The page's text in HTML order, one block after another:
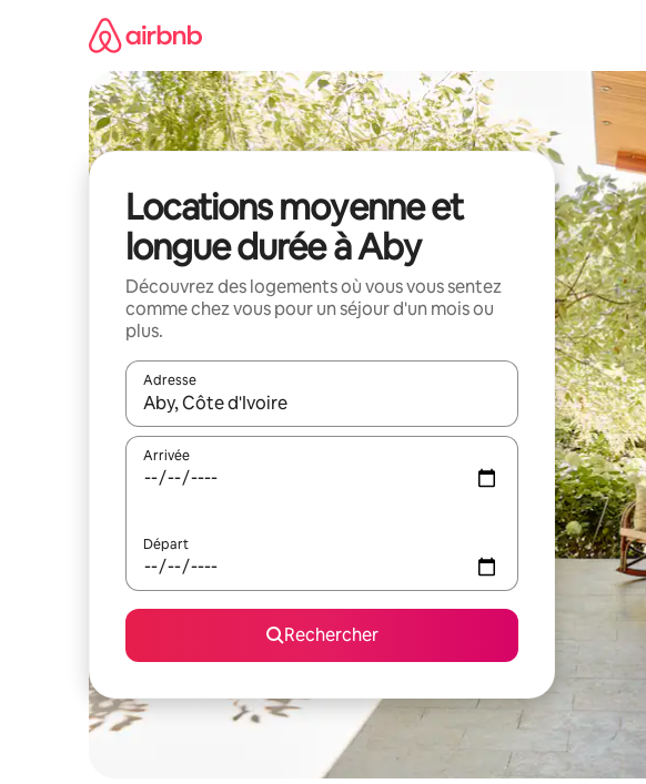
Locations moyenne et
longue durée à Aby
Découvrez des logements où vous vous sentez
comme chez vous pour un séjour d'un mois ou
plus.
Adresse
Lorsque les résultats s'affichent, utilisez les flèches vers le haut et
Arrivée
Départ
Rechercher